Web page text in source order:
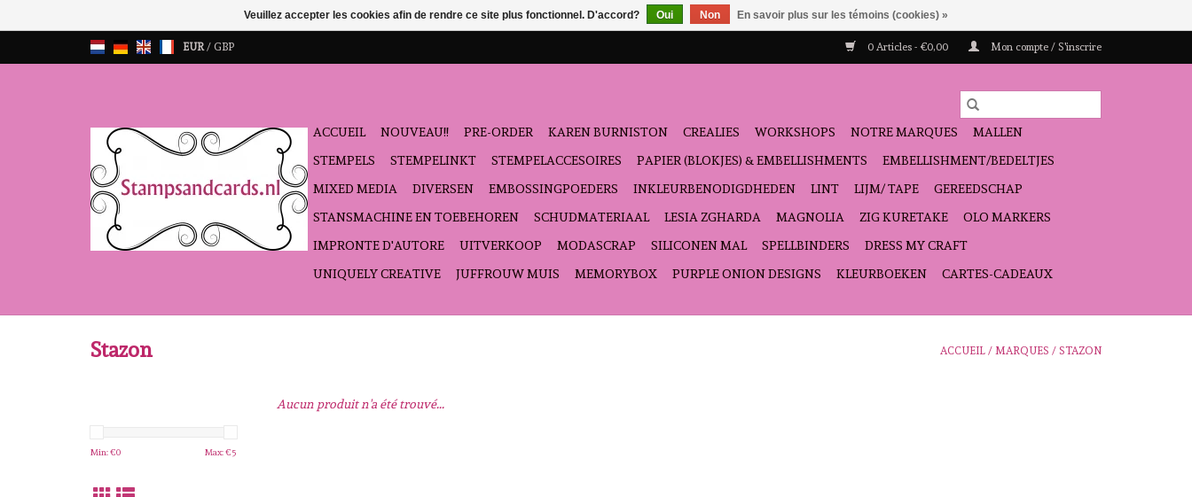
EUR/ GBP 0 Articles - €0,00 Mon compte / S'inscrire
ACCUEIL NOUVEAU!! PRE-ORDER KAREN BURNISTON CREALIES WORKSHOPS NOTRE MARQUES
MALLEN
STEMPELS
STEMPELINKT STEMPELACCESOIRES PAPIER (BLOKJES) & EMBELLISHMENTS
EMBELLISHMENT/BEDELTJES
MIXED MEDIA
DIVERSEN EMBOSSINGPOEDERS INKLEURBENODIGDHEDEN LINT LIJM/ TAPE
GEREEDSCHAP
STANSMACHINE EN TOEBEHOREN
SCHUDMATERIAAL LESIA ZGHARDA MAGNOLIA ZIG KURETAKE
OLO MARKERS
IMPRONTE D'AUTORE
UITVERKOOP MODASCRAP SILICONEN MAL SPELLBINDERS
DRESS MY CRAFT
UNIQUELY CREATIVE
JUFFROUW MUIS MEMORYBOX PURPLE ONION DESIGNS KLEURBOEKEN CARTES-CADEAUX
Stazon ACCUEIL / MARQUES / STAZON
Min: €0 Max: €5
Aucun produit n'a été trouvé...
Veuillez accepter les cookies afin de rendre ce site plus fonctionnel. D'accord? Oui Non En savoir plus sur les témoins (cookies) »